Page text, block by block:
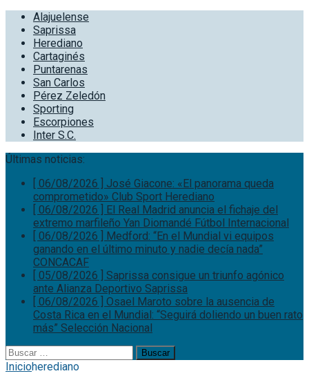
Alajuelense
Saprissa
Herediano
Cartaginés
Puntarenas
San Carlos
Pérez Zeledón
Sporting
Escorpiones
Inter S.C.
Últimas noticias:
[ 06/08/2026 ] José Giacone: «El panorama queda
comprometido» Club Sport Herediano
[ 06/08/2026 ] El Real Madrid anuncia el fichaje del
extremo marfileño Yan Diomandé Fútbol Internacional
[ 06/08/2026 ] Medford: “En el Mundial vi equipos
ganando en el último minuto y nadie decía nada”
CONCACAF
[ 05/08/2026 ] Saprissa consigue un triunfo agónico
ante Alianza Deportivo Saprissa
[ 06/08/2026 ] Osael Maroto sobre la ausencia de
Costa Rica en el Mundial: “Seguirá doliendo un buen rato
más” Selección Nacional
Buscar:
Inicioherediano